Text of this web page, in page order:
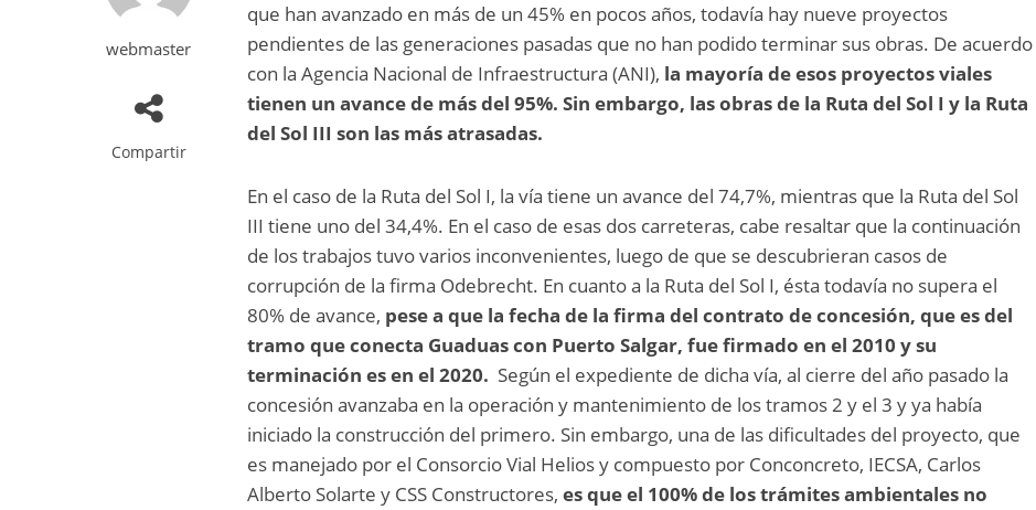
webmaster
Compartir
que han avanzado en más de un 45% en pocos años, todavía hay nueve proyectos
pendientes de las generaciones pasadas que no han podido terminar sus obras. De acuerdo
con la Agencia Nacional de Infraestructura (ANI), la mayoría de esos proyectos viales
tienen un avance de más del 95%. Sin embargo, las obras de la Ruta del Sol I y la Ruta
del Sol III son las más atrasadas.
En el caso de la Ruta del Sol I, la vía tiene un avance del 74,7%, mientras que la Ruta del Sol
III tiene uno del 34,4%. En el caso de esas dos carreteras, cabe resaltar que la continuación
de los trabajos tuvo varios inconvenientes, luego de que se descubrieran casos de
corrupción de la firma Odebrecht. En cuanto a la Ruta del Sol I, ésta todavía no supera el
80% de avance, pese a que la fecha de la firma del contrato de concesión, que es del
tramo que conecta Guaduas con Puerto Salgar, fue firmado en el 2010 y su
terminación es en el 2020. Según el expediente de dicha vía, al cierre del año pasado la
concesión avanzaba en la operación y mantenimiento de los tramos 2 y el 3 y ya había
iniciado la construcción del primero. Sin embargo, una de las dificultades del proyecto, que
es manejado por el Consorcio Vial Helios y compuesto por Conconcreto, IECSA, Carlos
Alberto Solarte y CSS Constructores,es que el 100% de los trámites ambientales no